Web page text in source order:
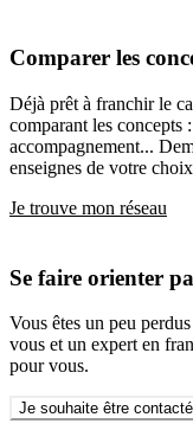
Comparer les
Déjà prêt à franchir le
comparant les concepts
accompagnement...
enseignes de votre
Je trouve mon réseau
Se faire orienter
Vous êtes un peu
vous et un expert en
pour vous.
Je souhaite être